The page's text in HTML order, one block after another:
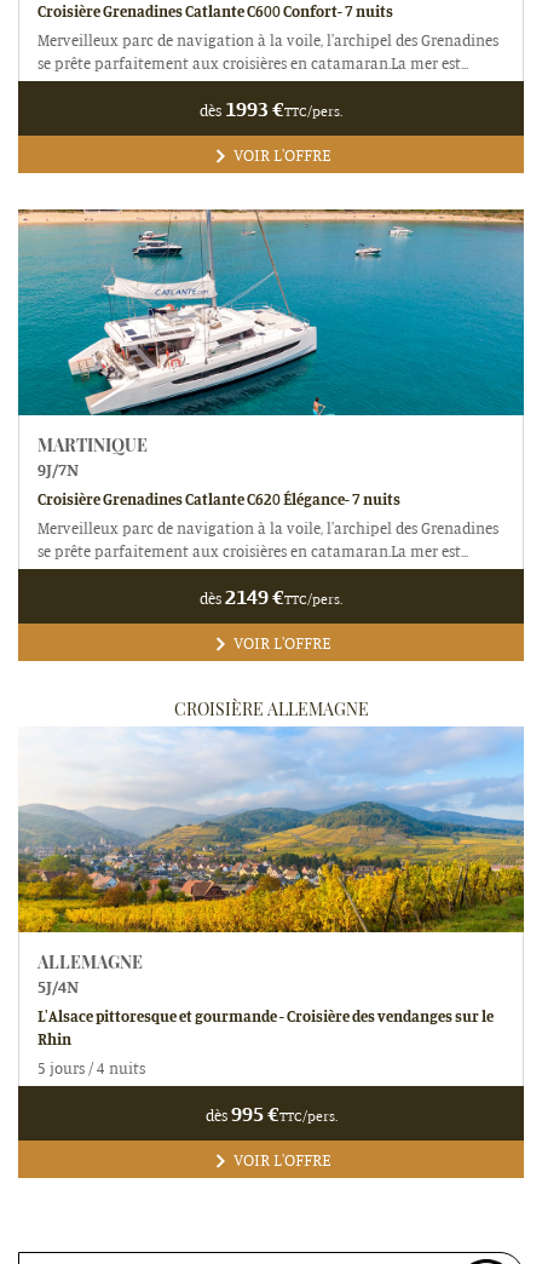
Croisière Grenadines Catlante C600 Confort- 7 nuits
Merveilleux parc de navigation à la voile, l'archipel des Grenadines
se prête parfaitement aux croisières en catamaran.La mer est...
dès 1993€TTC/pers.
VOIR L'OFFRE
MARTINIQUE
9J/7N
Croisière Grenadines Catlante C620 Élégance- 7 nuits
Merveilleux parc de navigation à la voile, l'archipel des Grenadines
se prête parfaitement aux croisières en catamaran.La mer est...
dès2149€TTC/pers.
VOIR L'OFFRE
CROISIÈRE ALLEMAGNE
ALLEMAGNE
5J/4N
L'Alsace pittoresque et gourmande - Croisière des vendanges sur le
Rhin
5 jours / 4 nuits
dès995€TTC/pers.
VOIR L'OFFRE